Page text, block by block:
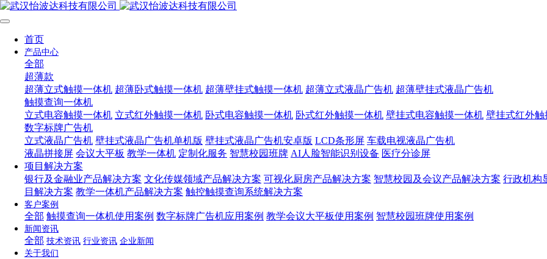
首页
产品中心
全部
超薄款
超薄立式触摸一体机 超薄卧式触摸一体机 超薄壁挂式触摸一体机 超薄立式液晶广告机 超薄壁挂式液晶广告机
触摸查询一体机
立式电容触摸一体机 立式红外触摸一体机 卧式电容触摸一体机 卧式红外触摸一体机 壁挂式电容触摸一体机 壁挂式红外触
数字标牌广告机
立式液晶广告机 壁挂式液晶广告机单机版 壁挂式液晶广告机安卓版 LCD条形屏 车载电视液晶广告机
液晶拼接屏 会议大平板 教学一体机 定制化服务 智慧校园班牌 AI人脸智能识别设备 医疗分诊屏
项目解决方案
银行及金融业产品解决方案 文化传媒领域产品解决方案 可视化厨房产品解决方案 智慧校园及会议产品解决方案 行政机构
目解决方案 教学一体机产品解决方案 触控触摸查询系统解决方案
客户案例
全部 触摸查询一体机使用案例 数字标牌广告机应用案例 教学会议大平板使用案例 智慧校园班牌使用案例
新闻资讯
全部 技术资讯 行业资讯 企业新闻
关于我们